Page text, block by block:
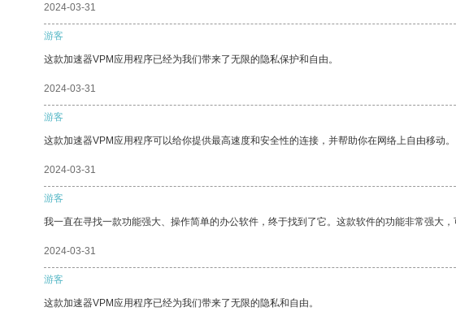
2024-03-31
游客
这款加速器VPM应用程序已经为我们带来了无限的隐私保护和自由。
2024-03-31
游客
这款加速器VPM应用程序可以给你提供最高速度和安全性的连接，并帮助你在网络上自由移动。
2024-03-31
游客
我一直在寻找一款功能强大、操作简单的办公软件，终于找到了它。这款软件的功能非常强大
2024-03-31
游客
这款加速器VPM应用程序已经为我们带来了无限的隐私和自由。